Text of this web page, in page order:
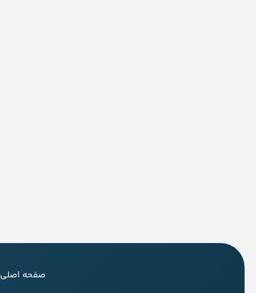
صفحه اصلی